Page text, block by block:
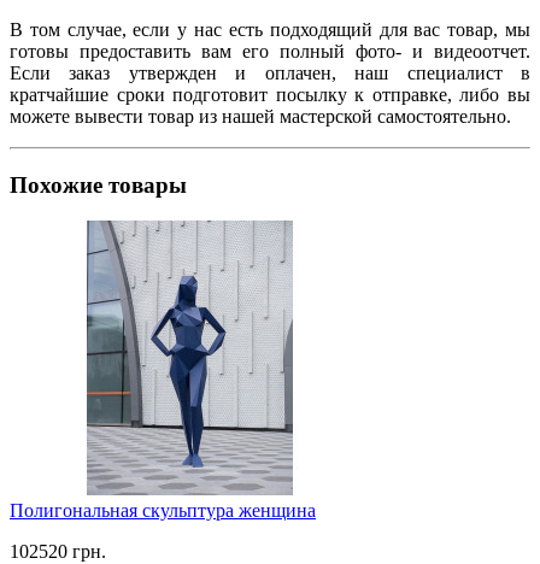
В том случае, если у нас есть подходящий для вас товар, мы
готовы предоставить вам его полный фото- и видеоотчет.
Если заказ утвержден и оплачен, наш специалист в
кратчайшие сроки подготовит посылку к отправке, либо вы
можете вывести товар из нашей мастерской самостоятельно.
Похожие товары
Полигональная скульптура женщина
102520 грн.